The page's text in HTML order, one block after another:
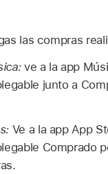
las compras
ve a la app
junto a
Ve a la app App
Comprado